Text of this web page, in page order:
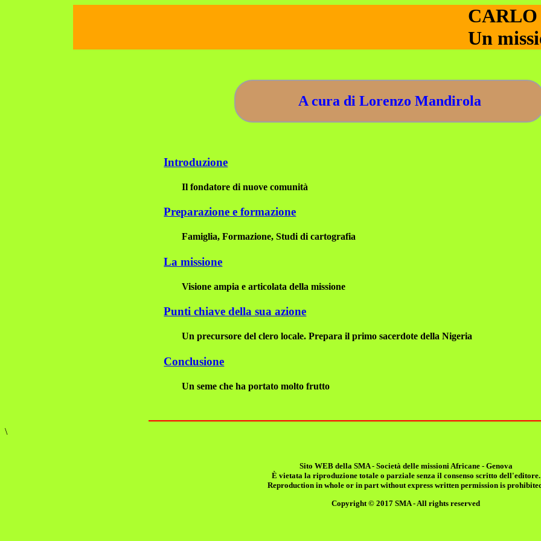
CARLO
Un
A cura di Lorenzo Mandirola
Introduzione
Il fondatore di nuove comunità
Preparazione e formazione
Famiglia, Formazione, Studi di cartografia
La missione
Visione ampia e articolata della missione
Punti chiave della sua azione
Un precursore del clero locale. Prepara il primo sacerdote della Nigeria
Conclusione
Un seme che ha portato molto frutto
\
Sito WEB della SMA - Società delle missioni Africane- Genova
È vietata la riproduzione totale o parziale senza il consenso scritto dell'editore.
Reproduction in whole or in part without express written permission is
Copyright © 2017 SMA - All rights reserved